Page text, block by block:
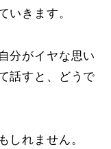
いきます。
分がイヤな思い
話すと、どうで
しれません。